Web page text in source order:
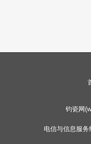
钧瓷网
电信与信息服